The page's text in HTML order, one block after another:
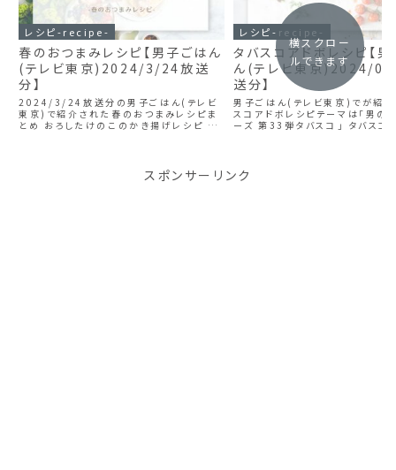
レシピ-recipe-
春のおつまみレシピ【男子ごはん
(テレビ東京)2024/3/24放送
分】
2024/3/24放送分の男子ごはん(テレビ
東京)で紹介された春のおつまみレシピま
とめ おろしたけのこのかき揚げレシピ ス
レシピ-recipe-
タバスコアドボレシピ【
ん(テレビ東京)2024/
送分】
男子ごはん(テレビ東京)でが紹介
スコアドボレシピテーマは「男の
ーズ 第33弾タバスコ」 タバスコ
横スクロー
ルできます
スポンサーリンク